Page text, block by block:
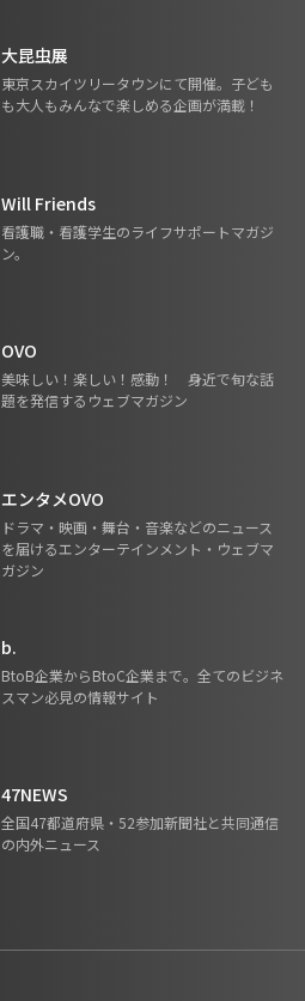
大昆虫展
東京スカイツリータウンにて開催。子ども
も大人もみんなで楽しめる企画が満載！
Will Friends
看護職・看護学生のライフサポートマガジ
ン。
OVO
美味しい！楽しい！感動！ 身近で旬な話
題を発信するウェブマガジン
エンタメOVO
ドラマ・映画・舞台・音楽などのニュース
を届けるエンターテインメント・ウェブマ
ガジン
b.
BtoB企業からBtoC企業まで。全てのビジネ
スマン必見の情報サイト
47NEWS
全国47都道府県・52参加新聞社と共同通信
の内外ニュース